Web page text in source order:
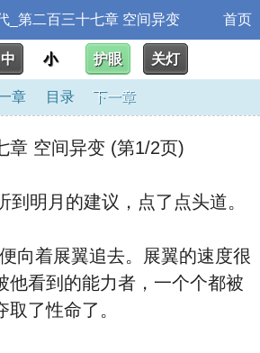
_第二百三十七章 空间异变 首页
中 小 护眼 关灯
章 目录 下一章
空间异变 (第1/2页)
明月的建议，点了点头道。
着展翼追去。展翼的速度很
他看到的能力者，一个个都被
了性命了。